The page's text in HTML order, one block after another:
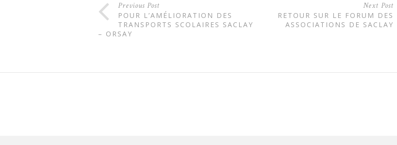
Previous Post
POUR L’AMÉLIORATION DES
TRANSPORTS SCOLAIRES SACLAY
– ORSAY
Next Post
RETOUR SUR LE FORUM DES
ASSOCIATIONS DE SACLAY